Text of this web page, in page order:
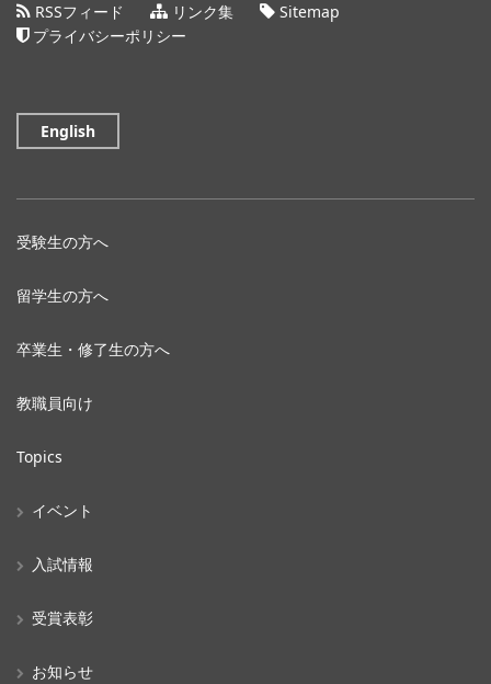
RSSフィード
リンク集
Sitemap
プライバシーポリシー
English
受験生の方へ
留学生の方へ
卒業生・修了生の方へ
教職員向け
Topics
イベント
入試情報
受賞表彰
お知らせ